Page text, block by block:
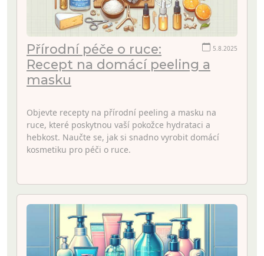
5.8.2025
Přírodní péče o ruce:
Recept na domácí peeling a
masku
Objevte recepty na přírodní peeling a masku na
ruce, které poskytnou vaší pokožce hydrataci a
hebkost. Naučte se, jak si snadno vyrobit domácí
kosmetiku pro péči o ruce.